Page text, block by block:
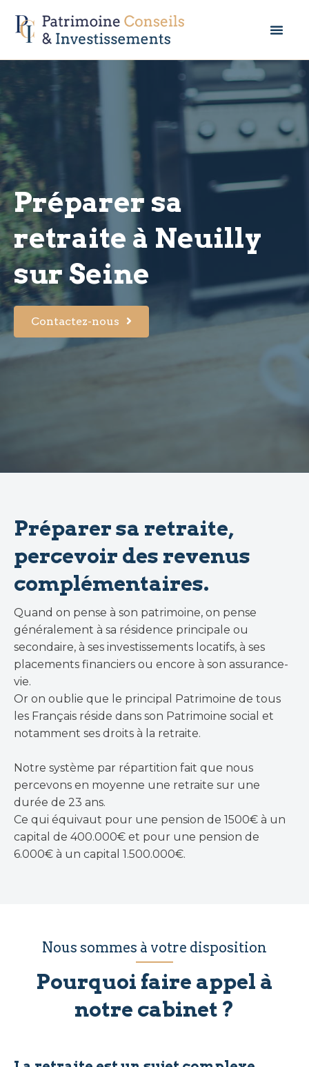
Préparer sa
retraite à Neuilly
sur Seine
Contactez-nous
Préparer sa retraite,
percevoir des revenus
complémentaires.
Quand on pense à son patrimoine, on pense
généralement à sa résidence principale ou
secondaire, à ses investissements locatifs, à ses
placements financiers ou encore à son assurance-
vie.
Or on oublie que le principal Patrimoine de tous
les Français réside dans son Patrimoine social et
notamment ses droits à la retraite.
Notre système par répartition fait que nous
percevons en moyenne une retraite sur une
durée de 23 ans.
Ce qui équivaut pour une pension de 1500€ à un
capital de 400.000€ et pour une pension de
6.000€ à un capital 1.500.000€.
Nous sommes à votre disposition
Pourquoi faire appel à
notre cabinet ?